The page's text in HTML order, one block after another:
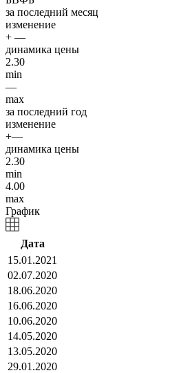
за последний месяц
изменение
+ —
динамика цены
2.30
min
—
max
за последний год
изменение
+—
динамика цены
2.30
min
4.00
max
График
Дата
15.01.2021
02.07.2020
18.06.2020
16.06.2020
10.06.2020
14.05.2020
13.05.2020
29.01.2020